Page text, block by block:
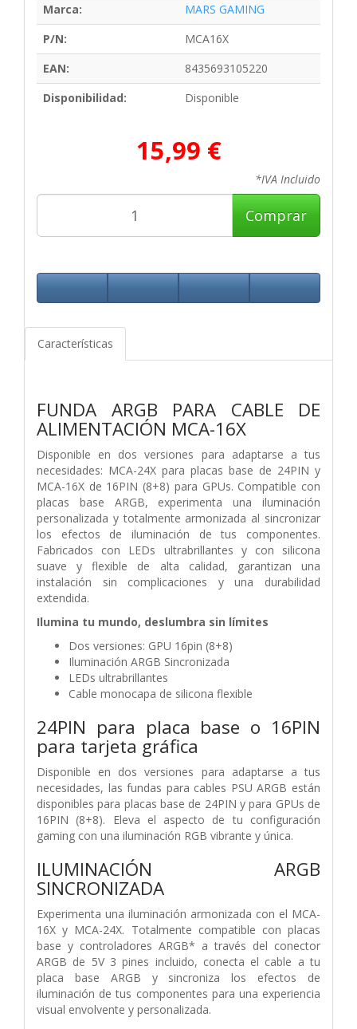
Marca:
MARS GAMING
P/N:
MCA16X
EAN:
8435693105220
Disponibilidad:
Disponible
15,99 €
*IVA Incluido
Comprar
Características
FUNDA ARGB PARA CABLE DE
ALIMENTACIÓN MCA-16X
Disponible en dos versiones para adaptarse a tus
necesidades: MCA-24X para placas base de 24PIN y
MCA-16X de 16PIN (8+8) para GPUs. Compatible con
placas base ARGB, experimenta una iluminación
personalizada y totalmente armonizada al sincronizar
los efectos de iluminación de tus componentes.
Fabricados con LEDs ultrabrillantes y con silicona
suave y flexible de alta calidad, garantizan una
instalación sin complicaciones y una durabilidad
extendida.
Ilumina tu mundo, deslumbra sin límites
Dos versiones: GPU 16pin (8+8)
Iluminación ARGB Sincronizada
LEDs ultrabrillantes
Cable monocapa de silicona flexible
24PIN para placa base o 16PIN
para tarjeta gráfica
Disponible en dos versiones para adaptarse a tus
necesidades, las fundas para cables PSU ARGB están
disponibles para placas base de 24PIN y para GPUs de
16PIN (8+8). Eleva el aspecto de tu configuración
gaming con una iluminación RGB vibrante y única.
ILUMINACIÓN ARGB
SINCRONIZADA
Experimenta una iluminación armonizada con el MCA-
16X y MCA-24X. Totalmente compatible con placas
base y controladores ARGB* a través del conector
ARGB de 5V 3 pines incluido, conecta el cable a tu
placa base ARGB y sincroniza los efectos de
iluminación de tus componentes para una experiencia
visual envolvente y personalizada.